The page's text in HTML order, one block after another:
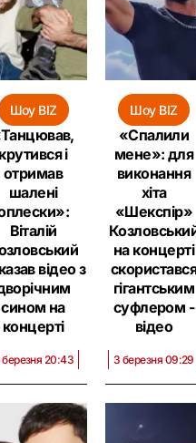
Шоу BIZ
крутився і
отримав
шалені
Віталій
відео з
сином на
концерті
20:43
Шоу BIZ
«Спалили
мене»: для
виконання
хіта
«Шекспір»
на концерті
скористався
гігантським
суфлером -
відео
3 березня 09:29